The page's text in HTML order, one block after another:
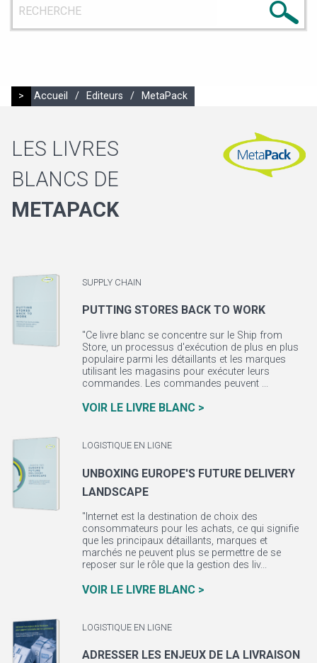
> Accueil / Editeurs / MetaPack
LES LIVRES
BLANCS DE
METAPACK
SUPPLY CHAIN
PUTTING STORES BACK TO WORK
"Ce livre blanc se concentre sur le Ship from
Store, un processus d'exécution de plus en plus
populaire parmi les détaillants et les marques
utilisant les magasins pour exécuter leurs
commandes. Les commandes peuvent ...
VOIR LE LIVRE BLANC >
LOGISTIQUE EN LIGNE
UNBOXING EUROPE'S FUTURE DELIVERY
LANDSCAPE
"Internet est la destination de choix des
consommateurs pour les achats, ce qui signifie
que les principaux détaillants, marques et
marchés ne peuvent plus se permettre de se
reposer sur le rôle que la gestion des liv...
VOIR LE LIVRE BLANC >
LOGISTIQUE EN LIGNE
ADRESSER LES ENJEUX DE LA LIVRAISON